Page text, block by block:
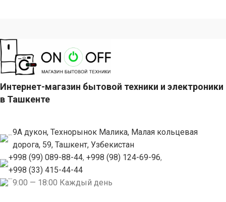
Интернет-магазин бытовой техники и электроники
в Ташкенте
9А дукон, Технорынок Малика, Малая кольцевая
дорога, 59, Ташкент, Узбекистан
+998 (99) 089-88-44, +998 (98) 124-69-96,
+998 (33) 415-44-44
9:00 — 18:00 Каждый день